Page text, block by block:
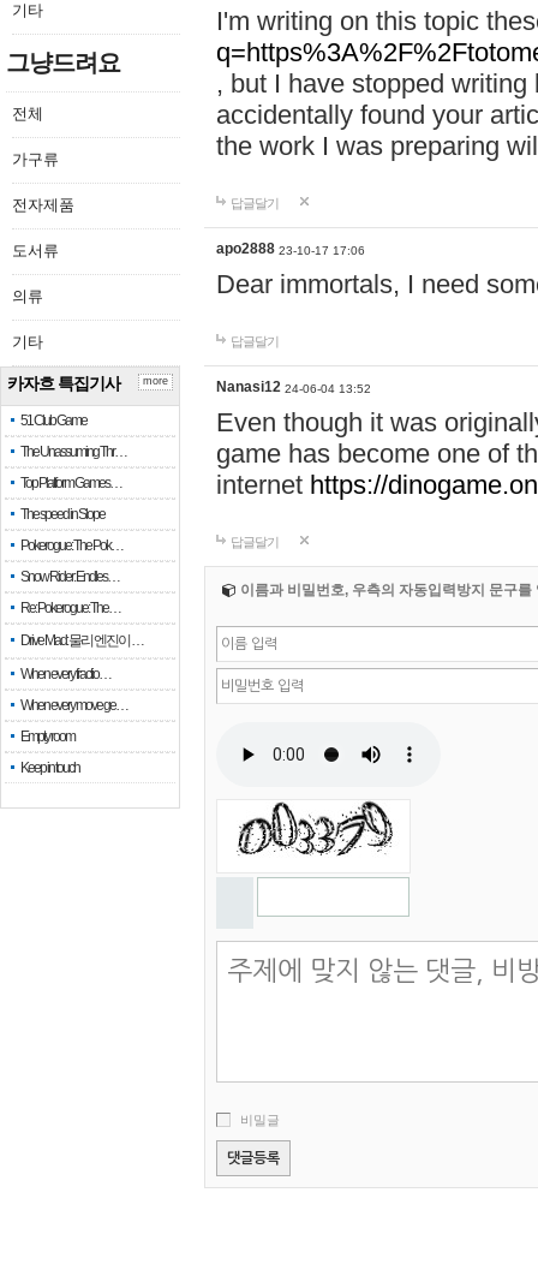
기타
그냥드려요
전체
가구류
전자제품
도서류
의류
기타
카자흐 특집기사
51 Club Game
The Unassuming Thr…
Top Platform Games…
The speed in Slope
Pokerogue: The Pok…
Snow Rider: Endles…
Re: Pokerogue: The…
Drive Mad: 물리 엔진이 …
When every fractio…
When every move ge…
Empty room
Keep in touch
more
I'm writing on this topic
, but I have stopped
accidentally found your
the work I was preparing
답글달기
apo2888 23-10-17 17:06
Dear immortals, I need
답글달기
Nanasi12 24-06-04 13:52
Even though it was
game has become one of
internet https://
답글달기
이름과 비밀번호, 우측의 자동입력방지 문구를
비밀글